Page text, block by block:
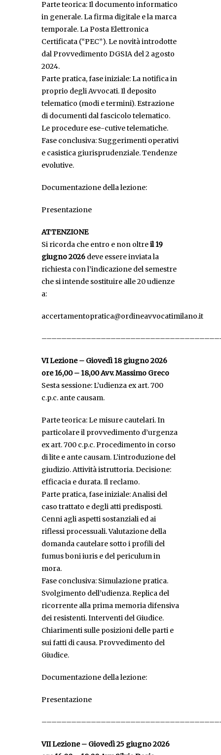
Parte teorica: Il documento informatico
in generale. La firma digitale e la marca
temporale. La Posta Elettronica
Certificata (“PEC”). Le novità introdotte
dal Provvedimento DGSIA del 2 agosto
2024.
Parte pratica, fase iniziale: La notifica in
proprio degli Avvocati. Il deposito
telematico (modi e termini). Estrazione
di documenti dal fascicolo telematico.
Le procedure ese-cutive telematiche.
Fase conclusiva: Suggerimenti operativi
e casistica giurisprudenziale. Tendenze
evolutive.
Documentazione della lezione:
Presentazione
ATTENZIONE
Si ricorda che entro e non oltreil 19
giugno 2026 deve essere inviata la
richiesta con l’indicazione del semestre
che si intende sostituire alle 20 udienze
a:
accertamentopratica@ordineavvocatimilano.it
VI Lezione – Giovedì 18 giugno 2026
ore 16,00 – 18,00 Avv. Massimo Greco
Sesta sessione: L’udienza ex art. 700
c.p.c. ante causam.
Parte teorica: Le misure cautelari. In
particolare il provvedimento d’urgenza
ex art. 700 c.p.c. Procedimento in corso
di lite e ante causam. L’introduzione del
giudizio. Attività istruttoria. Decisione:
efficacia e durata. Il reclamo.
Parte pratica, fase iniziale: Analisi del
caso trattato e degli atti predisposti.
Cenni agli aspetti sostanziali ed ai
riflessi processuali. Valutazione della
domanda cautelare sotto i profili del
fumus boni iuris e del periculum in
mora.
Fase conclusiva: Simulazione pratica.
Svolgimento dell’udienza. Replica del
ricorrente alla prima memoria difensiva
dei resistenti. Interventi del Giudice.
Chiarimenti sulle posizioni delle parti e
sui fatti di causa. Provvedimento del
Giudice.
Documentazione della lezione:
Presentazione
VII Lezione – Giovedì 25 giugno 2026